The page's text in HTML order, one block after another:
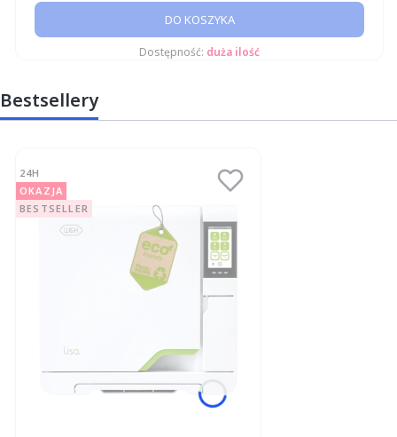
DO KOSZYKA
Dostępność: duża ilość
Bestsellery
24H
OKAZJA
BESTSELLER